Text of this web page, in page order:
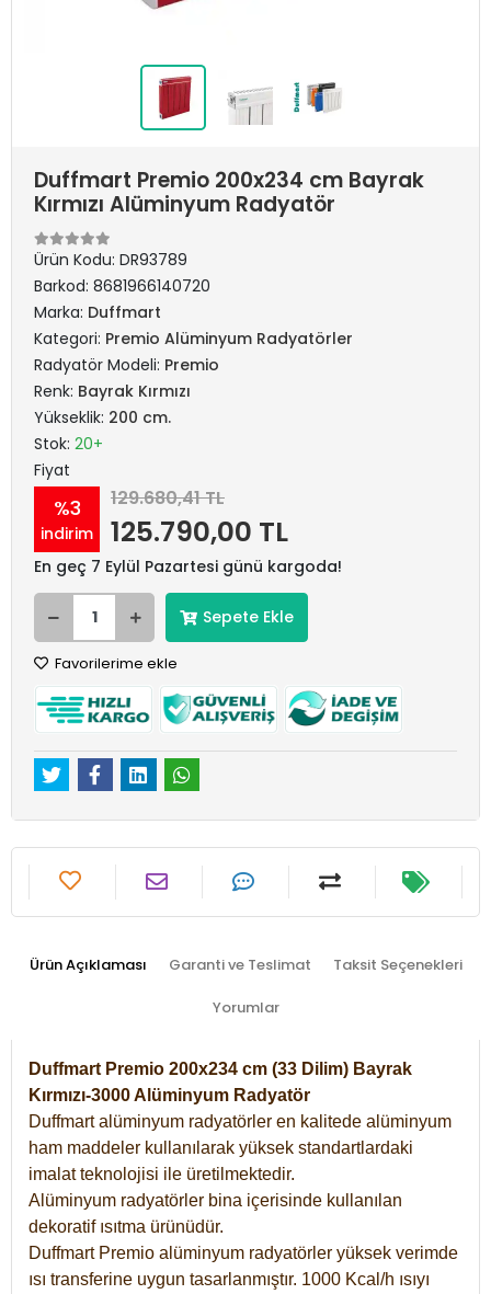
Duffmart Premio 200x234 cm Bayrak
Kırmızı Alüminyum Radyatör
Ürün Kodu: DR93789
Barkod: 8681966140720
Marka: Duffmart
Kategori: Premio Alüminyum Radyatörler
Radyatör Modeli: Premio
Renk: Bayrak Kırmızı
Yükseklik: 200 cm.
Stok: 20+
Fiyat
%3
indirim
129.680,41 TL
125.790,00 TL
En geç 7 Eylül Pazartesi günü kargoda!
Sepete Ekle
Favorilerime ekle
Ürün Açıklaması Garanti ve Teslimat Taksit Seçenekleri
Yorumlar
Duffmart Premio 200x234 cm (33 Dilim) Bayrak
Kırmızı-3000 Alüminyum Radyatör
Duffmart alüminyum radyatörler en kalitede alüminyum
ham maddeler kullanılarak yüksek standartlardaki
imalat teknolojisi ile üretilmektedir.
Alüminyum radyatörler bina içerisinde kullanılan
dekoratif ısıtma ürünüdür.
Duffmart Premio alüminyum radyatörler yüksek verimde
ısı transferine uygun tasarlanmıştır. 1000 Kcal/h ısıyı